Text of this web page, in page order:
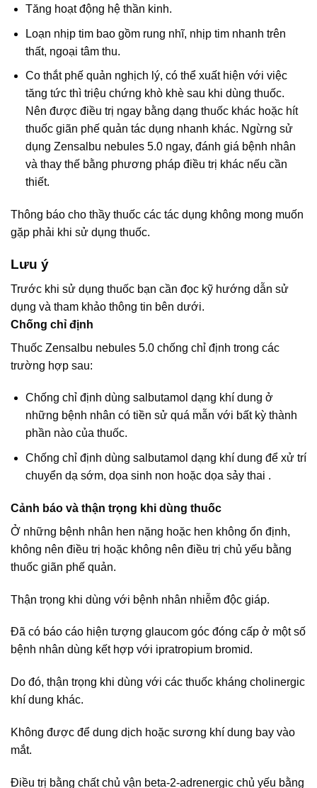
Tăng hoạt động hệ thần kinh.
Loạn nhịp tim bao gồm rung nhĩ, nhịp tim nhanh trên
thất, ngoại tâm thu.
Co thắt phế quản nghịch lý, có thể xuất hiện với việc
tăng tức thì triệu chứng khò khè sau khi dùng thuốc.
Nên được điều trị ngay bằng dạng thuốc khác hoặc hít
thuốc giãn phế quản tác dụng nhanh khác. Ngừng sử
dụng Zensalbu nebules 5.0 ngay, đánh giá bệnh nhân
và thay thế bằng phương pháp điều trị khác nếu cần
thiết.
Thông báo cho thầy thuốc các tác dụng không mong muốn
gặp phải khi sử dụng thuốc.
Lưu ý
Trước khi sử dụng thuốc bạn cần đọc kỹ hướng dẫn sử
dụng và tham khảo thông tin bên dưới.
Chống chỉ định
Thuốc Zensalbu nebules 5.0 chống chỉ định trong các
trường hợp sau:
Chống chỉ định dùng salbutamol dạng khí dung ở
những bệnh nhân có tiền sử quá mẫn với bất kỳ thành
phần nào của thuốc.
Chống chỉ định dùng salbutamol dạng khí dung để xử trí
chuyển dạ sớm, dọa sinh non hoặc dọa sảy thai .
Cảnh báo và thận trọng khi dùng thuốc
Ở những bệnh nhân hen nặng hoặc hen không ổn định,
không nên điều trị hoặc không nên điều trị chủ yếu bằng
thuốc giãn phế quản.
Thận trọng khi dùng với bệnh nhân nhiễm độc giáp.
Đã có báo cáo hiện tượng glaucom góc đóng cấp ở một số
bệnh nhân dùng kết hợp với ipratropium bromid.
Do đó, thận trọng khi dùng với các thuốc kháng cholinergic
khí dung khác.
Không được để dung dịch hoặc sương khí dung bay vào
mắt.
Điều trị bằng chất chủ vận beta-2-adrenergic chủ yếu bằng